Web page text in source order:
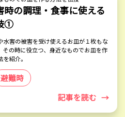
時の調理・食事に使える
①
水害の被害を受け使えるお皿が１枚もな
その時に役立つ、身近なものでお皿を作
を紹介。
避難時
記事を読む →